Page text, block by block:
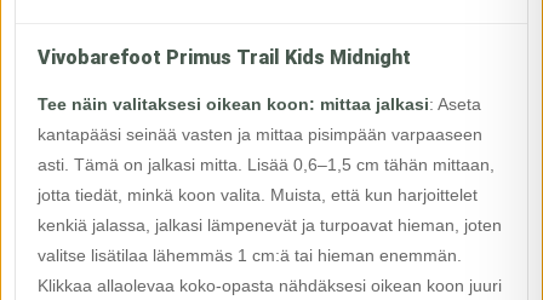
Vivobarefoot Primus Trail Kids Midnight
Tee näin valitaksesi oikean koon: mittaa jalkasi: Aseta
kantapääsi seinää vasten ja mittaa pisimpään varpaaseen
asti. Tämä on jalkasi mitta. Lisää 0,6–1,5 cm tähän mittaan,
jotta tiedät, minkä koon valita. Muista, että kun harjoittelet
kenkiä jalassa, jalkasi lämpenevät ja turpoavat hieman, joten
valitse lisätilaa lähemmäs 1 cm:ä tai hieman enemmän.
Klikkaa allaolevaa koko-opasta nähdäksesi oikean koon juuri